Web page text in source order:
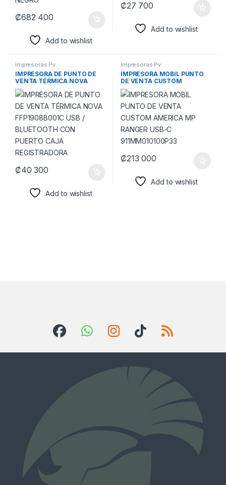
₡682 400
Add to wishlist
₡27 700
Add to wishlist
Impresoras Pv
IMPRESORA DE PUNTO DE
VENTA TÉRMICA NOVA
FFP1908B001C USB /
BLUETOOTH CON PUERTO
CAJA REGISTRADORA
₡40 300
Add to wishlist
Impresoras Pv
IMPRESORA MOBIL PUNTO
DE VENTA CUSTOM
AMERICA MP RANGER USB-C
911MM010100P33
₡213 000
Add to wishlist